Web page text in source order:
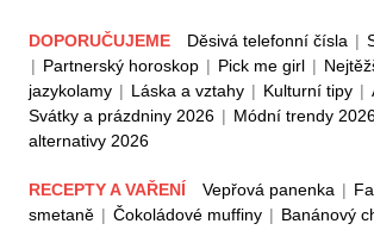
DOPORUČUJEME Děsivá telefonní čísla |
| Partnerský horoskop | Pick me girl |
jazykolamy | Láska a vztahy | Kulturní tipy |
Svátky a prázdniny 2026 | Módní trendy
alternativy 2026
RECEPTY A VAŘENÍ Vepřová panenka |
smetaně | Čokoládové muffiny | Banánový